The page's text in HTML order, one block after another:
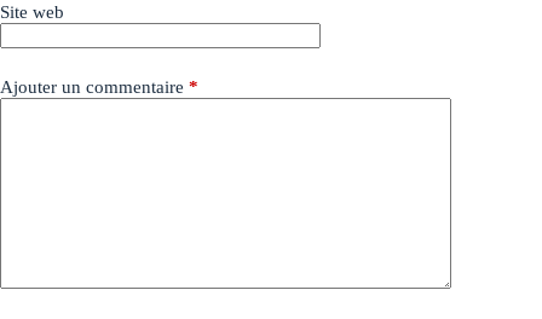
Site web
Ajouter un commentaire *